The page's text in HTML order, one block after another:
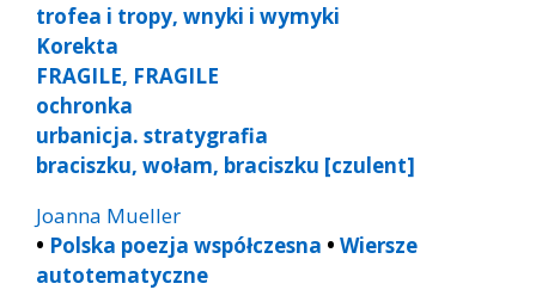
trofea i tropy, wnyki i wymyki
Korekta
FRAGILE, FRAGILE
ochronka
urbanicja. stratygrafia
braciszku, wołam, braciszku [czulent]
Joanna Mueller
• Polska poezja współczesna • Wiersze
autotematyczne